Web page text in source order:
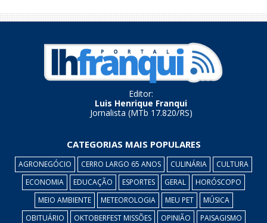
Editor:
Luis Henrique Franqui
Jornalista (MTb 17.820/RS)
CATEGORIAS MAIS POPULARES
AGRONEGÓCIO CERRO LARGO 65 ANOS CULINÁRIA
CULTURA
ECONOMIA
EDUCAÇÃO ESPORTES GERAL
HORÓSCOPO
MEIO AMBIENTE
METEOROLOGIA MEU PET
MÚSICA
OBITUÁRIO
OKTOBERFEST MISSÕES OPINIÃO PAISAGISMO